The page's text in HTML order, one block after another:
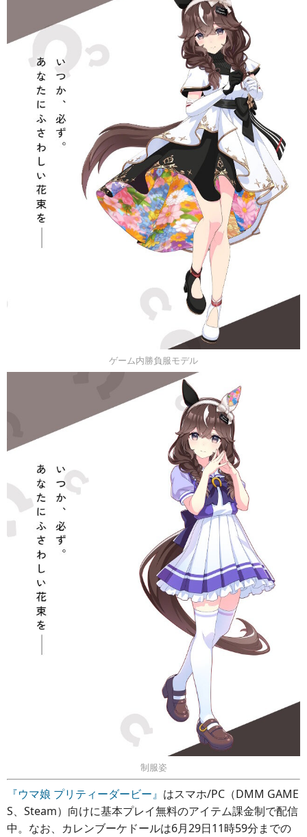
ゲーム内勝負服モデル
制服姿
『ウマ娘 プリティーダービー』 はスマホ/PC（DMM GAME
S、Steam）向けに基本プレイ無料のアイテム課金制で配信
中。なお、カレンブーケドールは6月29日11時59分までの